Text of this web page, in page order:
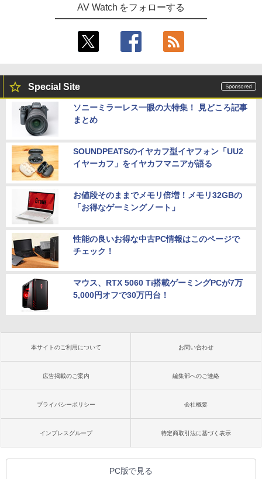
AV Watch をフォローする
Special Site
ソニーミラーレス一眼の大特集！ 見どころ記事
まとめ
SOUNDPEATSのイヤカフ型イヤフォン「UU2
イヤーカフ」をイヤカフマニアが語る
お値段そのままでメモリ倍増！メモリ32GBの
「お得なゲーミングノート」
性能の良いお得な中古PC情報はこのページで
チェック！
マウス、RTX 5060 Ti搭載ゲーミングPCが7万
5,000円オフで30万円台！
本サイトのご利用について お問い合わせ
広告掲載のご案内 編集部へのご連絡
プライバシーポリシー 会社概要
インプレスグループ 特定商取引法に基づく表示
PC版で見る